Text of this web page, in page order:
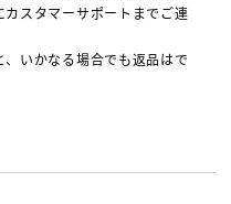
スタマーサポートまでご連
いかなる場合でも返品はで